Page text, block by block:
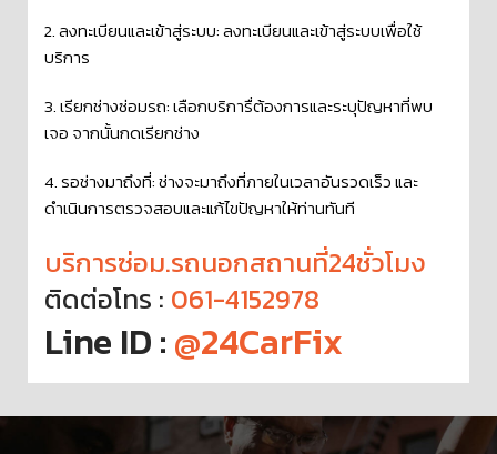
2. ลงทะเบียนและเข้าสู่ระบบ: ลงทะเบียนและเข้าสู่ระบบเพื่อใช้
บริการ
3. เรียกช่างซ่อมรถ: เลือกบริการื่ต้องการและระบุปัญหาที่พบ
เจอ จากนั้นกดเรียกช่าง
4. รอช่างมาถึงที่: ช่างจะมาถึงที่ภายในเวลาอันรวดเร็ว และ
ดำเนินการตรวจสอบและแก้ไขปัญหาให้ท่านทันที
บริการซ่อม.รถนอกสถานที่24ชั่วโมง
ติดต่อโทร : 061-4152978
Line ID :@24CarFix